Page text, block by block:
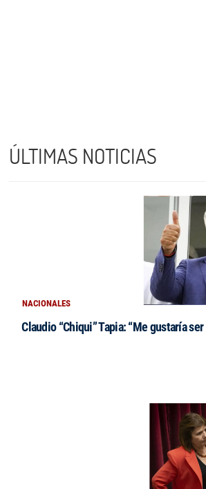
ÚLTIMAS NOTICIAS
NACIONALES
Claudio “Chiqui” Tapia: “Me gustaría